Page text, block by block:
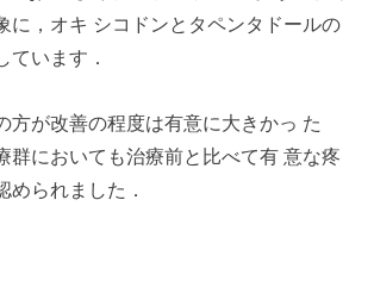
に，オキ シコドンとタペンタドールの
ています．
方が改善の程度は有意に大きかっ た
群においても治療前と比べて有 意な疼
められました．